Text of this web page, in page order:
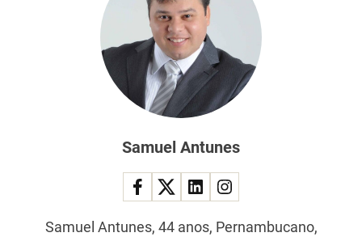
Samuel Antunes
Samuel Antunes, 44 anos, Pernambucano,